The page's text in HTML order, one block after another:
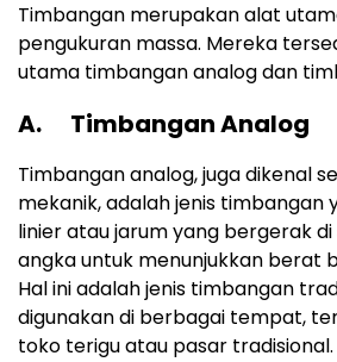
Timbangan merupakan alat
pengukuran massa. Mereka
utama timbangan analog dan
A. Timbangan Analog
Timbangan analog, juga dikenal
mekanik, adalah jenis timbangan
linier atau jarum yang bergerak
angka untuk menunjukkan berat
Hal ini adalah jenis timbangan
digunakan di berbagai tempat,
toko terigu atau pasar tradisional.